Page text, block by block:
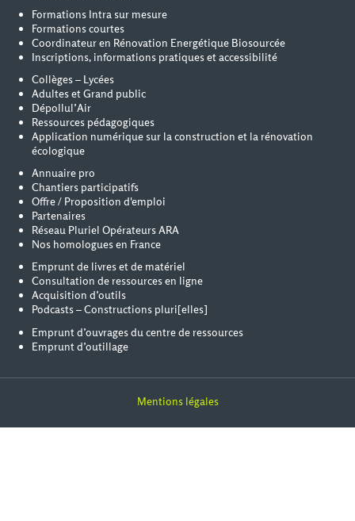
Formations Intra sur mesure
Formations courtes
Coordinateur en Rénovation Energétique Biosourcée
Inscriptions, informations pratiques et accessibilité
Collèges – Lycées
Adultes et Grand public
Dépollul’Air
Ressources pédagogiques
Application numérique sur la construction et la rénovation
écologique
Annuaire pro
Chantiers participatifs
Offre / Proposition d'emploi
Partenaires
Réseau Pluriel Opérateurs ARA
Nos homologues en France
Emprunt de livres et de matériel
Consultation de ressources en ligne
Acquisition d’outils
Podcasts – Constructions pluri[elles]
Emprunt d’ouvrages du centre de ressources
Emprunt d’outillage
Mentions légales